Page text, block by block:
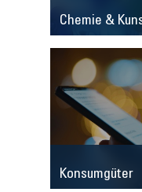
Chemie &
Konsumgüter